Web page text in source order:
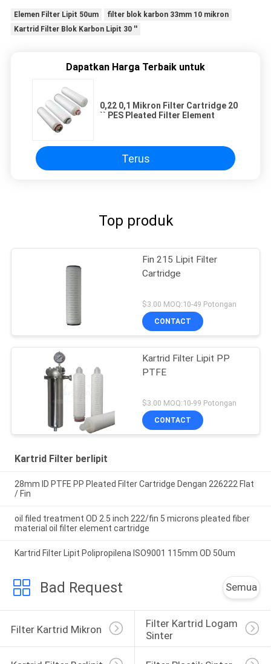
Elemen Filter Lipit 50um
filter blok karbon 33mm 10 mikron
Kartrid Filter Blok Karbon Lipit 30 ''
Dapatkan Harga Terbaik untuk
0,22 0,1 Mikron Filter Cartridge 20
`` PES Pleated Filter Element
Terus
Top produk
Fin 215 Lipit Filter
Cartridge
$3.00 MOQ:10-49 Potongan
CONTACT
Kartrid Filter Lipit PP
PTFE
$3.00 MOQ:10-99 Potongan
CONTACT
Kartrid Filter berlipit
28mm ID PTFE PP Pleated Filter Cartridge Dengan 226222 Flat
/ Fin
oil filed treatment OD 2.5 inch 222/fin 5 microns pleated fiber
material oil filter element cartridge
Kartrid Filter Lipit Polipropilena ISO9001 115mm OD 50um
Bad Request Semua
Filter Kartrid Mikron
Filter Kartrid Logam
Sinter